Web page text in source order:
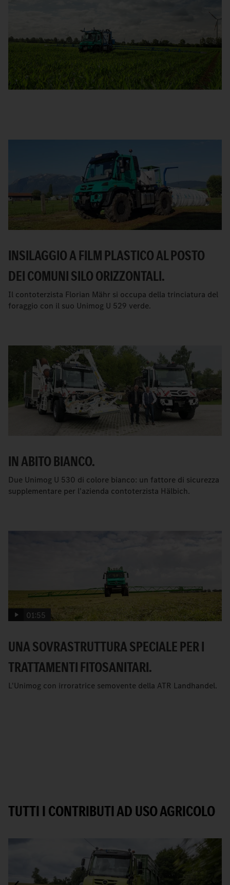
INSILAGGIO A FILM PLASTICO AL POSTO
DEI COMUNI SILO ORIZZONTALI.
Il contoterzista Florian Mähr si occupa della trinciatura del
foraggio con il suo Unimog U 529 verde.
IN ABITO BIANCO.
Due Unimog U 530 di colore bianco: un fattore di sicurezza
supplementare per l'azienda contoterzista Hälbich.
01:55
UNA SOVRASTRUTTURA SPECIALE PER I
TRATTAMENTI FITOSANITARI.
L'Unimog con irroratrice semovente della ATR Landhandel.
TUTTI I CONTRIBUTI AD USO AGRICOLO